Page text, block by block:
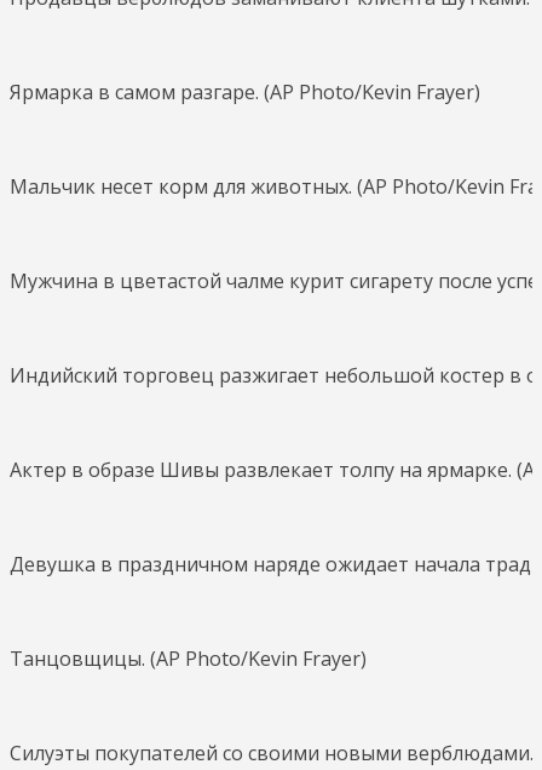
Ярмарка в самом разгаре. (AP Photo/Kevin Frayer)
Мальчик несет корм для животных. (AP Photo/Kevin
Мужчина в цветастой чалме курит сигарету после
Индийский торговец разжигает небольшой костер в
Актер в образе Шивы развлекает толпу на ярмарке.
Девушка в праздничном наряде ожидает начала
Танцовщицы. (AP Photo/Kevin Frayer)
Силуэты покупателей со своими новыми верблюдами.